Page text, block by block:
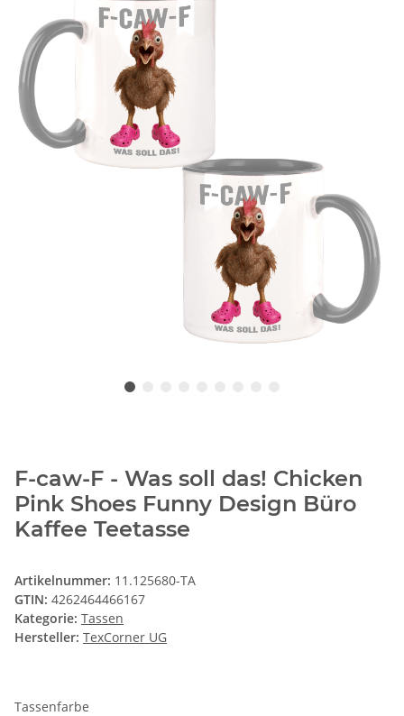
F-caw-F - Was soll das! Chicken
Pink Shoes Funny Design Büro
Kaffee Teetasse
Artikelnummer: 11.125680-TA
GTIN: 4262464466167
Kategorie: Tassen
Hersteller: TexCorner UG
Tassenfarbe